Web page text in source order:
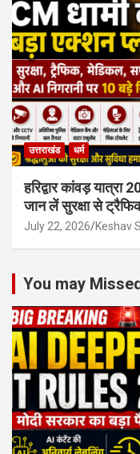
उत्तराखंड धर्म
हरिद्वार कांवड़ यात्रा
जान लें सुरक्षा से
July 22, 2026 Keshav
You may